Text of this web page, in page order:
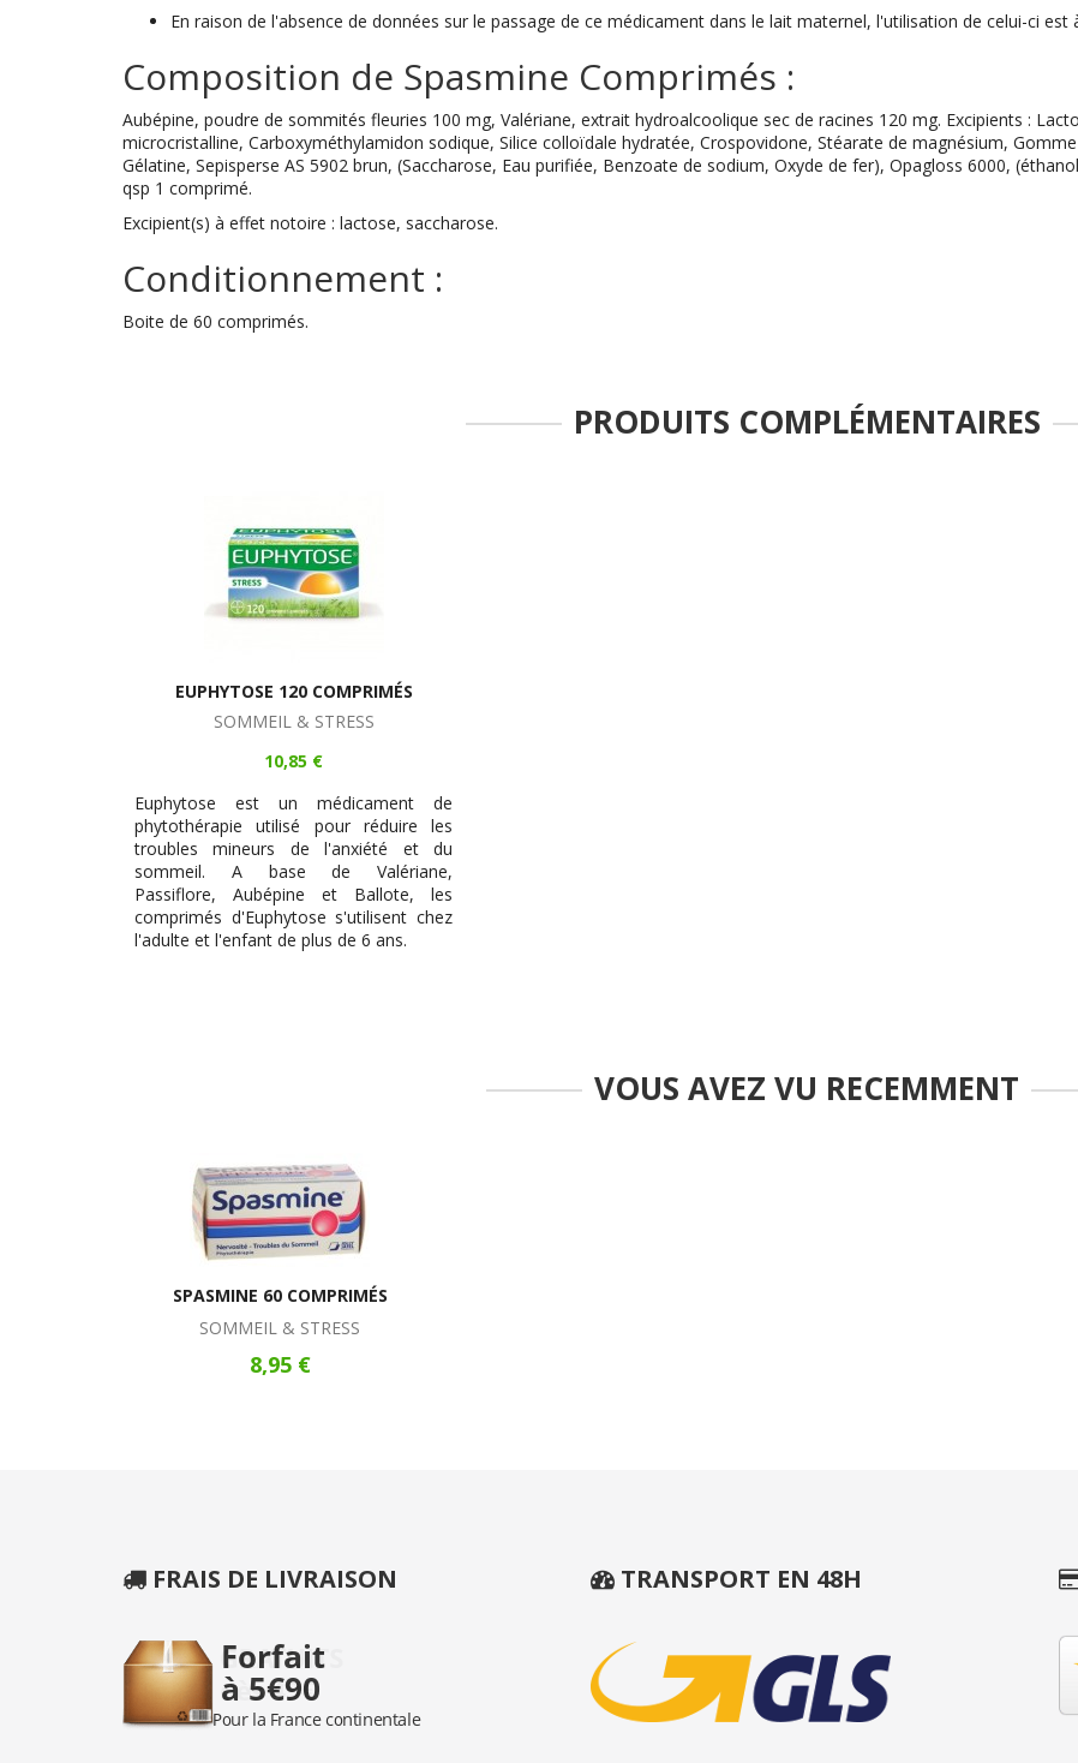
En raison de l'absence de données sur le passage de ce médicament dans le lait maternel, l'utilisation de celui-ci
Composition de Spasmine Comprimés :
Aubépine, poudre de sommités fleuries 100 mg, Valériane, extrait hydroalcoolique sec de racines 120 mg. Excipients :
microcristalline, Carboxyméthylamidon sodique, Silice colloïdale hydratée, Crospovidone, Stéarate de magnésium,
Gélatine, Sepisperse AS 5902 brun, (Saccharose, Eau purifiée, Benzoate de sodium, Oxyde de fer), Opagloss 6000,
qsp 1 comprimé.
Excipient(s) à effet notoire : lactose, saccharose.
Conditionnement :
Boite de 60 comprimés.
PRODUITS COMPLÉMENTAIRES
EUPHYTOSE 120 COMPRIMÉS
SOMMEIL & STRESS
10,85 €
Euphytose est un médicament de
phytothérapie utilisé pour réduire les
troubles mineurs de l'anxiété et du
sommeil. A base de Valériane,
Passiflore, Aubépine et Ballote, les
comprimés d'Euphytose s'utilisent chez
l'adulte et l'enfant de plus de 6 ans.
VOUS AVEZ VU RECEMMENT
SPASMINE 60 COMPRIMÉS
SOMMEIL & STRESS
8,95 €
FRAIS DE LIVRAISON TRANSPORT EN 48H